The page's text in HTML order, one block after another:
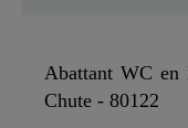
Abattant WC
Chute - 80122